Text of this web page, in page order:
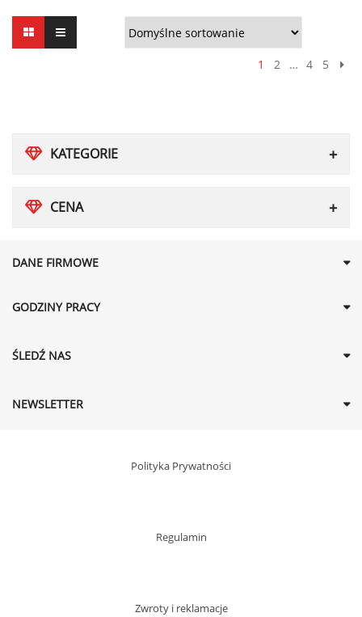
KATEGORIE
CENA
1 2 … 4 5
DANE FIRMOWE
GODZINY PRACY
ŚLEDŹ NAS
NEWSLETTER
Polityka Prywatności
Regulamin
Zwroty i reklamacje